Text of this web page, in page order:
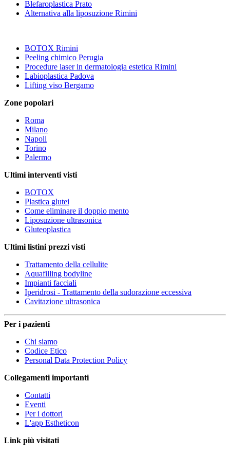
Blefaroplastica Prato
Alternativa alla liposuzione Rimini
BOTOX Rimini
Peeling chimico Perugia
Procedure laser in dermatologia estetica Rimini
Labioplastica Padova
Lifting viso Bergamo
Zone popolari
Roma
Milano
Napoli
Torino
Palermo
Ultimi interventi visti
BOTOX
Plastica glutei
Come eliminare il doppio mento
Liposuzione ultrasonica
Gluteoplastica
Ultimi listini prezzi visti
Trattamento della cellulite
Aquafilling bodyline
Impianti facciali
Iperidrosi - Trattamento della sudorazione eccessiva
Cavitazione ultrasonica
Per i pazienti
Chi siamo
Codice Etico
Personal Data Protection Policy
Collegamenti importanti
Contatti
Eventi
Per i dottori
L'app Estheticon
Link più visitati